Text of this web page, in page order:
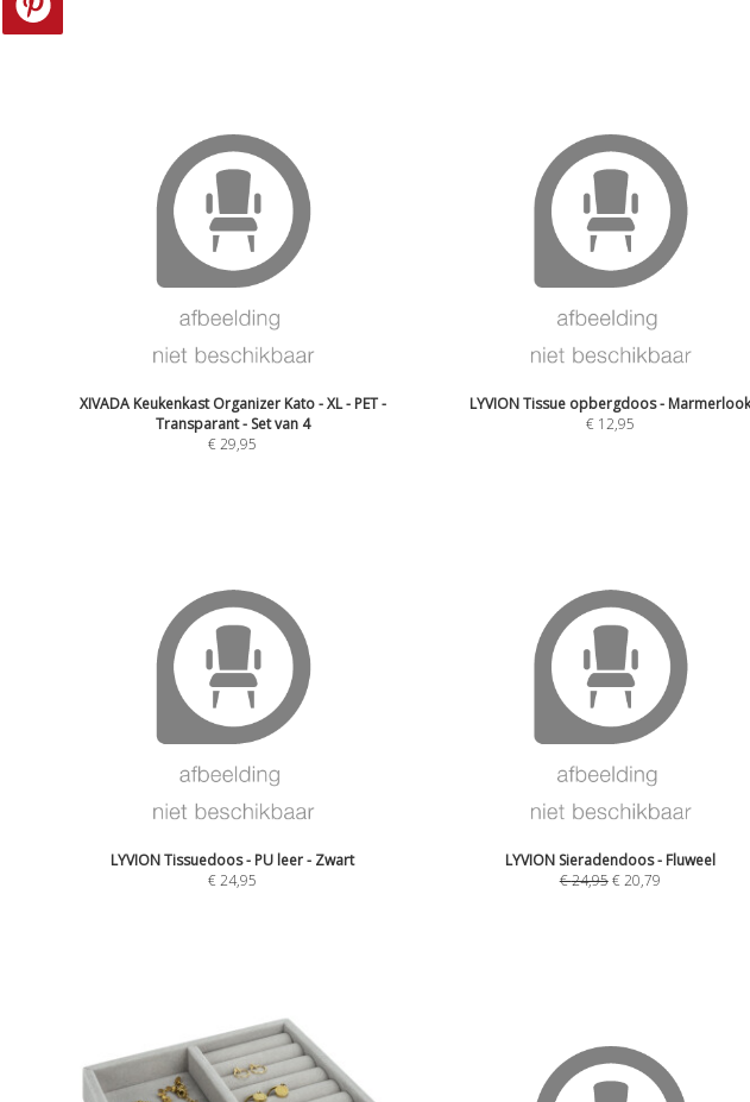
XIVADA Keukenkast Organizer Kato - XL - PET -
Transparant - Set van 4
€29,95
LYVION Tissue opbergdoos - Marmerlook
€ 12,95
LYVION Tissuedoos - PU leer - Zwart
€24,95
LYVION Sieradendoos - Fluweel
€24,95€20,79